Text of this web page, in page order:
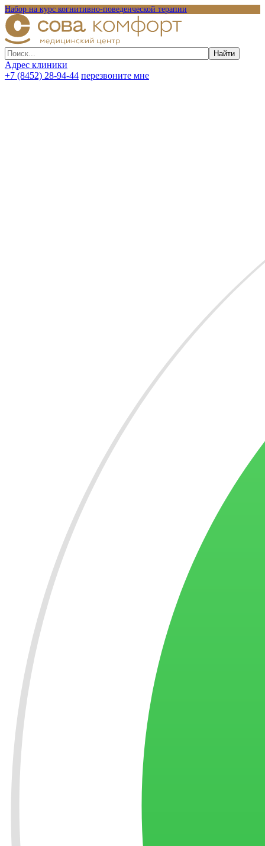
Набор на курс когнитивно-поведенческой терапии
Адрес клиники
+7 (8452) 28-94-44 перезвоните мне